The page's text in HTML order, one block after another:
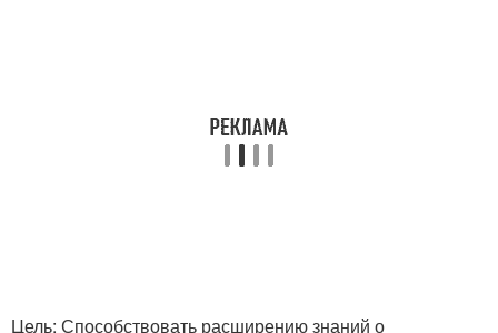
Цель: Способствовать расширению знаний о